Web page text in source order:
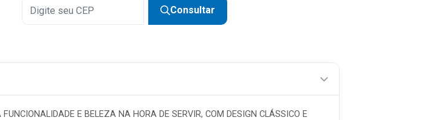
Consultar
E BELEZA NA HORA DE SERVIR, COM DESIGN CLÁSSICO E